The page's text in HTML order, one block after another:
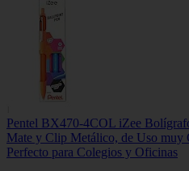
Pentel BX470-4COL iZee
Mate y Clip Metálico, de Uso muy
Perfecto para Colegios y Oficinas